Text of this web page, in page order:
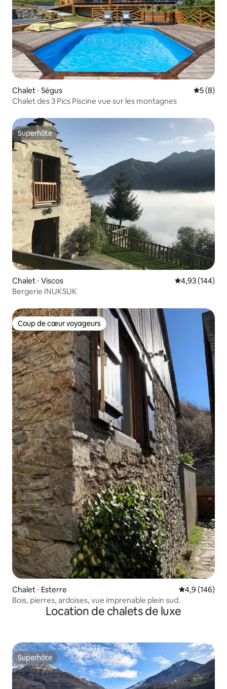
Chalet ⋅ Ségus
5 (8)
Chalet des 3 Pics Piscine vue sur les montagnes
Superhôte
Superhôte
Chalet ⋅ Viscos Évaluation
4,93 (144)
Bergerie INUKSUK
Coup de cœur voyageurs
Coup de cœur voyageurs
Chalet ⋅ Esterre Évaluation
4,9 (146)
Bois, pierres, ardoises, vue imprenable plein sud.
Location de chalets de luxe
Superhôte
Superhôte